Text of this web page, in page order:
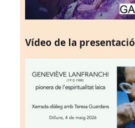
Vídeo de la presentació